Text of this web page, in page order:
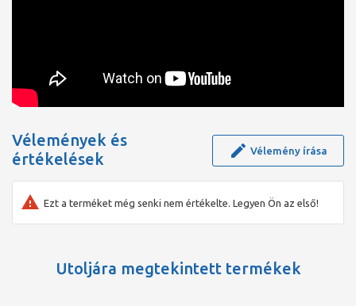
Vélemények és
értékelések
Vélemény írása
Ezt a terméket még senki nem értékelte. Legyen Ön az első!
Utoljára megtekintett termékek